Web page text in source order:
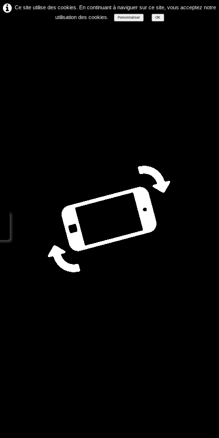
Ce site utilise des cookies. En continuant à naviguer sur ce site, vous acceptez notre
utilisation des cookies.
Personnaliser OK